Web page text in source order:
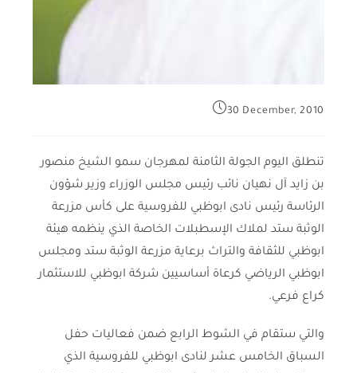
30 December, 2010
تنطلق اليوم الجولة الثامنة لمهرجان سمو الشيخ منصور
بن زايد آل نهيان نائب رئيس مجلس الوزراء وزير شؤون
الرئاسة رئيس نادى ابوظبي للفروسية على كأس مزرعة
الوثبة ستد لملاك الإسطبلات الخاصة الذي ينظمه هيئة
ابوظبي للثقافة والتراث برعاية مزرعة الوثبة ستد ومجلس
ابوظبي الرياضي كرعاة أساسيين شركة ابوظبي للاستثمار
كراع فرعي.
والتي ستقام في الشوط الرابع ضمن فعاليات حفل
السباق الخامس عشر لنادى ابوظبي للفروسية الذي